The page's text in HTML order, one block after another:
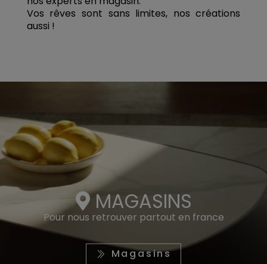
Vos rêves sont sans limites, nos créations
aussi !
MAGASINS
Pour nous retrouver partout en france
Magasins